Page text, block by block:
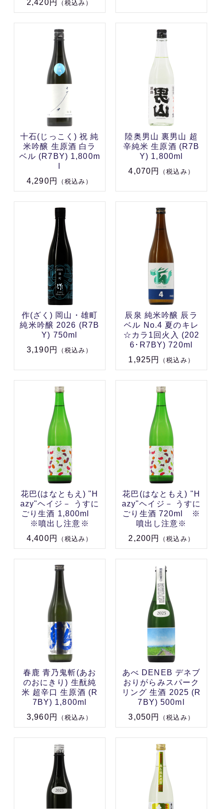
2,420円 （税込み）
十石(じっこく) 祝 純
米吟醸 生原酒 白ラ
ベル (R7BY) 1,800m
4,290円
（税込み）
陸奥男山 裏男山 超
辛純米 生原酒 (R7B
Y) 1,800ml
4,070円
（税込み）
作(ざく) 岡山・雄町
純米吟醸 2026 (R7B
Y) 750ml
3,190円
（税込み）
辰泉 純米吟醸 辰ラ
ベル No.4 夏のキレ
☆カラ1回火入 (202
6･R7BY) 720ml
1,925円
（税込み）
花巴(はなともえ) "H
azy"ヘイジ－ うすに
ごり生酒 1,800ml
※噴出し注意※
4,400円
（税込み）
花巴(はなともえ) "H
azy"ヘイジ－ うすに
ごり生酒 720ml ※
噴出し注意※
2,200円
（税込み）
春鹿 青乃鬼斬(あお
のおにきり) 生酛純
米 超辛口 生原酒 (R
7BY) 1,800ml
3,960円
（税込み）
あべ DENEB デネブ
おりがらみスパーク
リング 生酒 2025 (R
7BY) 500ml
3,050円
（税込み）